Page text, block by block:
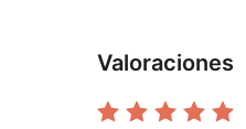
Valoraciones